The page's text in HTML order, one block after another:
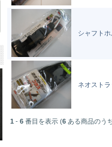
シャフト
ネオスト
1 - 6 番目を表示 (6 ある商品のう